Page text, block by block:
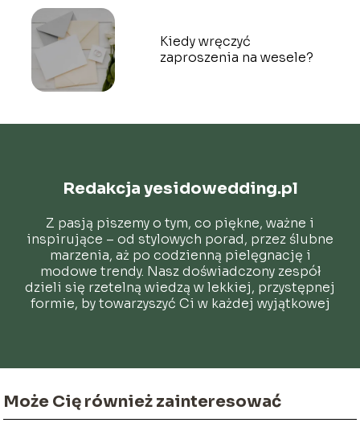
Kiedy wręczyć
zaproszenia na wesele?
Redakcja yesidowedding.pl
Z pasją piszemy o tym, co piękne, ważne i
inspirujące – od stylowych porad, przez ślubne
marzenia, aż po codzienną pielęgnację i
modowe trendy. Nasz doświadczony zespół
dzieli się rzetelną wiedzą w lekkiej, przystępnej
formie, by towarzyszyć Ci w każdej wyjątkowej
Może Cię również zainteresować